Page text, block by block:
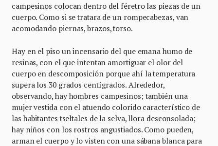
campesinos colocan dentro del féretro las piezas de un
cuerpo. Como si se tratara de un rompecabezas, van
acomodando piernas, brazos, torso.
Hay en el piso un incensario del que emana humo de
resinas, con el que intentan amortiguar el olor del
cuerpo en descomposición porque ahí la temperatura
supera los 30 grados centígrados. Alrededor,
observando, hay hombres campesinos; también una
mujer vestida con el atuendo colorido característico de
las habitantes tseltales de la selva, llora desconsolada;
hay niños con los rostros angustiados. Como pueden,
arman el cuerpo y lo visten con una sábana blanca para